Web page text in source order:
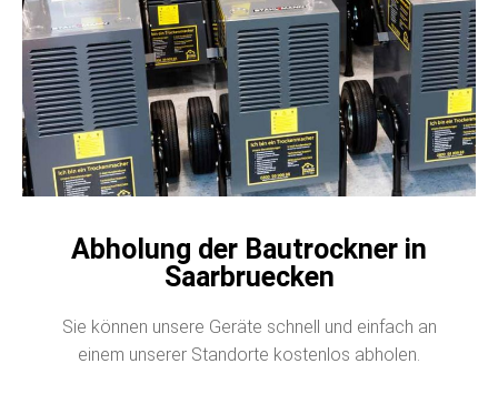
Abholung der Bautrockner in
Saarbruecken
Sie können unsere Geräte schnell und einfach an
einem unserer Standorte kostenlos abholen.